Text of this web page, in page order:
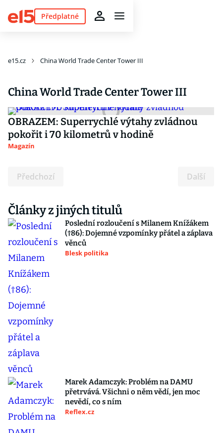
Předplatné
e15.cz China World Trade Center Tower III
China World Trade Center Tower III
OBRAZEM: Superrychlé výtahy zvládnou
pokořit i 70 kilometrů v hodině
Magazín
Předchozí Další
Články z jiných titulů
Poslední rozloučení s Milanem Knížákem
(†86): Dojemné vzpomínky přátel a záplava
věnců
Blesk politika
Marek Adamczyk: Problém na DAMU
přetrvává. Všichni o něm vědí, jen moc
nevědí, co s ním
Reflex.cz